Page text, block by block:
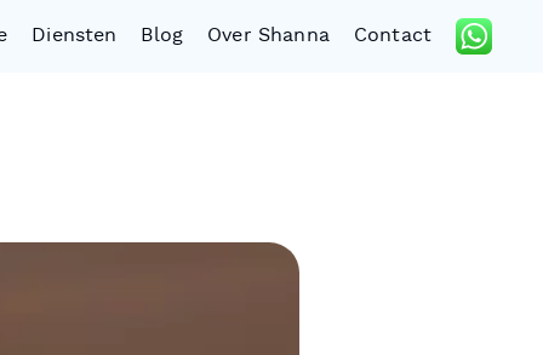
Diensten Blog Over Shanna Contact